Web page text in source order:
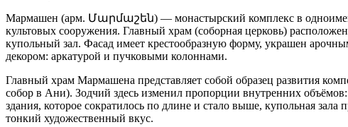
Мармашен (арм. Մարմաշեն) — монастырский комплекс в
культовых сооружения. Главный храм (соборная церковь)
купольный зал. Фасад имеет крестообразную форму, украшен
декором: аркатурой и пучковыми колоннами.
Главный храм Мармашена представляет собой образец развития
собор в Ани). Зодчий здесь изменил пропорции внутренних
здания, которое сократилось по длине и стало выше, купольная
тонкий художественный вкус.